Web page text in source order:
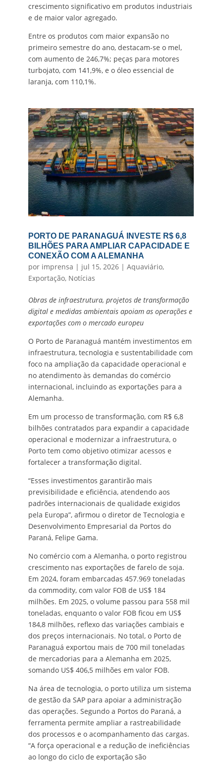
crescimento significativo em produtos industriais
e de maior valor agregado.
Entre os produtos com maior expansão no
primeiro semestre do ano, destacam-se o mel,
com aumento de 246,7%; peças para motores
turbojato, com 141,9%, e o óleo essencial de
laranja, com 110,1%.
PORTO DE PARANAGUÁ INVESTE R$ 6,8
BILHÕES PARA AMPLIAR CAPACIDADE E
CONEXÃO COM A ALEMANHA
por imprensa | jul 15, 2026| Aquaviário,
Exportação, Notícias
Obras de infraestrutura, projetos de transformação
digital e medidas ambientais apoiam as operações e
exportações com o mercado europeu
O Porto de Paranaguá mantém investimentos em
infraestrutura, tecnologia e sustentabilidade com
foco na ampliação da capacidade operacional e
no atendimento às demandas do comércio
internacional, incluindo as exportações para a
Alemanha.
Em um processo de transformação, com R$ 6,8
bilhões contratados para expandir a capacidade
operacional e modernizar a infraestrutura, o
Porto tem como objetivo otimizar acessos e
fortalecer a transformação digital.
“Esses investimentos garantirão mais
previsibilidade e eficiência, atendendo aos
padrões internacionais de qualidade exigidos
pela Europa”, afirmou o diretor de Tecnologia e
Desenvolvimento Empresarial da Portos do
Paraná, Felipe Gama.
No comércio com a Alemanha, o porto registrou
crescimento nas exportações de farelo de soja.
Em 2024, foram embarcadas 457.969 toneladas
da commodity, com valor FOB de US$ 184
milhões. Em 2025, o volume passou para 558 mil
toneladas, enquanto o valor FOB ficou em US$
184,8 milhões, reflexo das variações cambiais e
dos preços internacionais. No total, o Porto de
Paranaguá exportou mais de 700 mil toneladas
de mercadorias para a Alemanha em 2025,
somando US$ 406,5 milhões em valor FOB.
Na área de tecnologia, o porto utiliza um sistema
de gestão da SAP para apoiar a administração
das operações. Segundo a Portos do Paraná, a
ferramenta permite ampliar a rastreabilidade
dos processos e o acompanhamento das cargas.
“A força operacional e a redução de ineficiências
ao longo do ciclo de exportação são